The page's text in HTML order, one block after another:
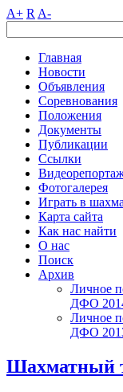
A+ R A-
Главная
Новости
Объявления
Соревнования
Положения
Документы
Публикации
Ссылки
Фотогалерея
Играть в
Карта сайта
Как нас найти
О нас
Поиск
Архив
Личное
ДФО
Личное
ДФО
Шахматный